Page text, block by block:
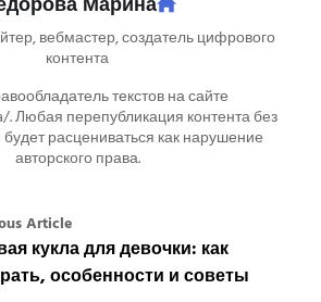
вебмастер, создатель цифрового
контента
текстов на сайте
Любая перепубликация контента без
расцениваться как нарушение
авторского права.
Article
кукла для девочки: как
особенности и советы